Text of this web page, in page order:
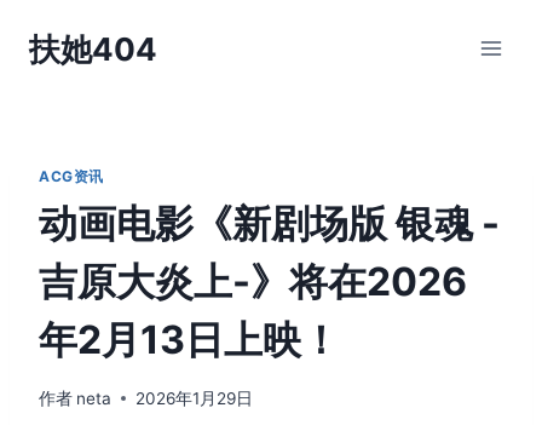
扶她404
ACG资讯
动画电影《新剧场版 银魂 -
吉原大炎上-》将在2026
年2月13日上映！
作者 neta 2026年1月29日